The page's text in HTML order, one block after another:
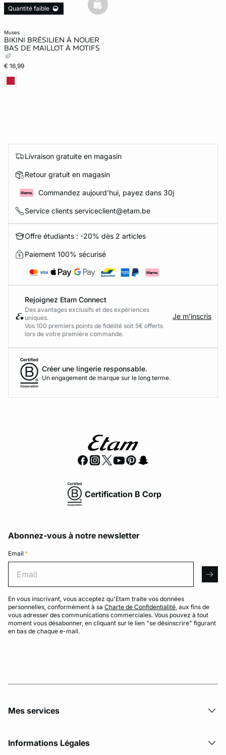
muses
BIKINI BRÉSILIEN À NOUER
BAS DE MAILLOT À MOTIFS
€ 16,99
Quantité faible basketfull
Livraison gratuite en magasin
Retour gratuit en magasin
Commandez aujourd'hui, payez dans 30j
Service clients serviceclient@etam.be
Offre étudiants : -20% dès 2 articles
Paiement 100% sécurisé
Rejoignez Etam Connect
Des avantages exclusifs et des expériences
uniques.
Vos 100 premiers points de fidélité soit 5€ offerts
lors de votre première commande.​
Je m’inscris
Créer une lingerie responsable.
Un engagement de marque sur le long terme.
Certification B Corp
Abonnez-vous à notre newsletter
Email *
En vous inscrivant, vous acceptez qu'Etam traite vos données
personnelles, conformément à sa Charte de Confidentialité, aux fins de
vous adresser des communications commerciales. Vous pouvez à tout
moment vous désabonner, en cliquant sur le lien "se désinscrire" figurant
en bas de chaque e-mail.
Mes services
Informations Légales